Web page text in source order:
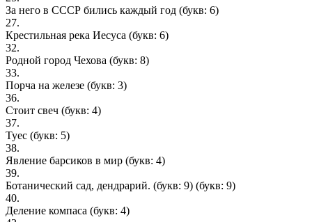
За него в СССР бились каждый год (букв: 6)
27.
Крестильная река Иесуса (букв: 6)
32.
Родной город Чехова (букв: 8)
33.
Порча на железе (букв: 3)
36.
Стоит свеч (букв: 4)
37.
Туес (букв: 5)
38.
Явление барсиков в мир (букв: 4)
39.
Ботанический сад, дендрарий. (букв: 9) (букв: 9)
40.
Деление компаса (букв: 4)